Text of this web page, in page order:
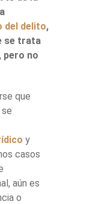
del delito,
se trata
pero no
que
y
casos
aún es
o